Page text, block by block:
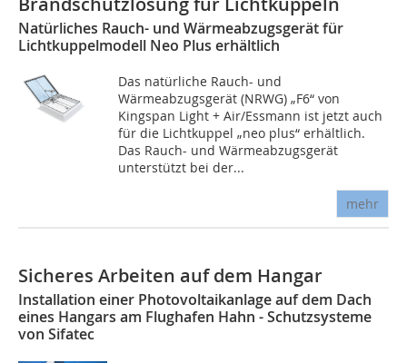
Natürliches Rauch- und Wärmeabzugsgerät für
Lichtkuppelmodell Neo Plus erhältlich
Das natürliche Rauch- und
Wärmeabzugsgerät (NRWG) „F6“ von
Kingspan Light + Air/Essmann ist jetzt auch
für die Lichtkuppel „neo plus“ erhältlich.
Das Rauch- und Wärmeabzugsgerät
unterstützt bei der...
mehr
Sicheres Arbeiten auf dem Hangar
Installation einer Photovoltaikanlage auf dem Dach
eines Hangars am Flughafen Hahn - Schutzsysteme
von Sifatec